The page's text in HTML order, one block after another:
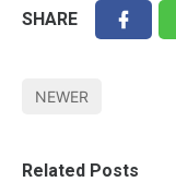
SHARE
NEWER
Related Posts